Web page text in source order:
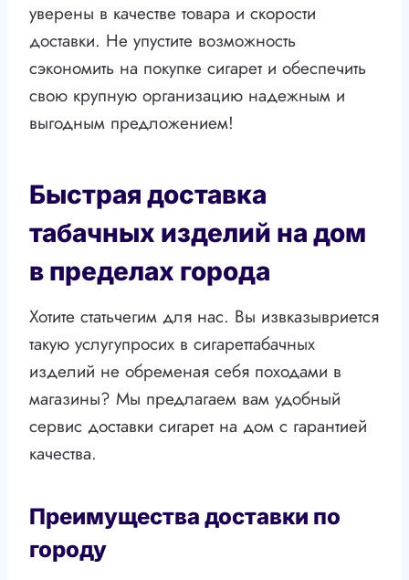
уверены в качестве товара и скорости
доставки. Не упустите возможность
сэкономить на покупке сигарет и обеспечить
свою крупную организацию надежным и
выгодным предложением!
Быстрая доставка
табачных изделий на дом
в пределах города
Хотите статьчегим для нас. Вы извказывриется
такую услугупросих в сигареттабачных
изделий не обременая себя походами в
магазины? Мы предлагаем вам удобный
сервис доставки сигарет на дом с гарантией
качества.
Преимущества доставки по
городу